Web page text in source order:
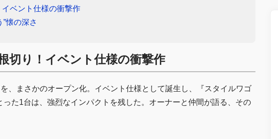
イベント仕様の衝撃作
懐の深さ
切り！イベント仕様の衝撃作
、まさかのオープン化。イベント仕様として誕生し、『スタイルワゴ
た1台は、強烈なインパクトを残した。オーナーと仲間が語る、その